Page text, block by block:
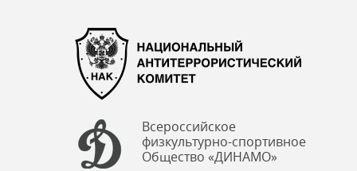
Всероссийское
физкультурно-спортивное
Общество «ДИНАМО»